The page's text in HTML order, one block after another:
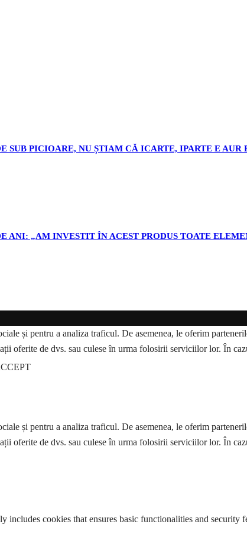
PICIOARE, NU ȘTIAM CĂ ICARTE, IPARTE E AUR
„AM INVESTIT ÎN ACEST PRODUS TOATE
și pentru a analiza traficul. De asemenea, le oferim
oferite de dvs. sau culese în urma folosirii serviciilor lor. În
și pentru a analiza traficul. De asemenea, le oferim
oferite de dvs. sau culese în urma folosirii serviciilor lor. În
cookies that ensures basic functionalities and security